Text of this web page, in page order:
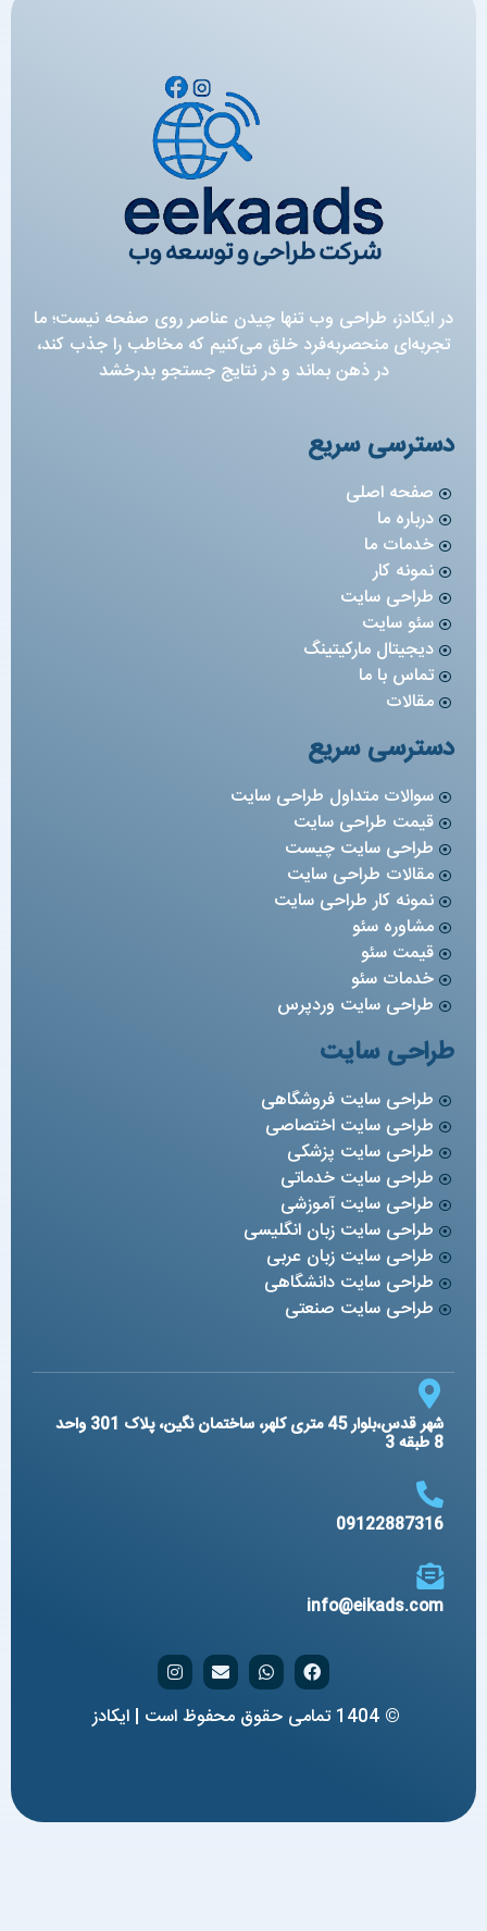
در ایکادز، طراحی وب تنها چیدن عناصر روی صفحه نیست؛ ما
تجربه‌ای منحصربه‌فرد خلق می‌کنیم که مخاطب را جذب کند،
در ذهن بماند و در نتایج جستجو بدرخشد
دسترسی سریع
صفحه اصلی
درباره ما
خدمات ما
نمونه کار
طراحی سایت
سئو سایت
دیجیتال مارکیتینگ
تماس با ما
مقالات
دسترسی سریع
سوالات متداول طراحی سایت
قیمت طراحی سایت
طراحی سایت چیست
مقالات طراحی سایت
نمونه کار طراحی سایت
مشاوره سئو
قیمت سئو
خدمات سئو
طراحی سایت وردپرس
طراحی سایت
طراحی سایت فروشگاهی
طراحی سایت اختصاصی
طراحی سایت پزشکی
طراحی سایت خدماتی
طراحی سایت آموزشی
طراحی سایت زبان انگلیسی
طراحی سایت زبان عربی
طراحی سایت دانشگاهی
طراحی سایت صنعتی
شهر قدس،بلوار 45 متری کلهر، ساختمان نگین، پلاک 301 واحد
09122887316
info@eikads.com
© 1404 تمامی حقوق محفوظ است | ایکادز